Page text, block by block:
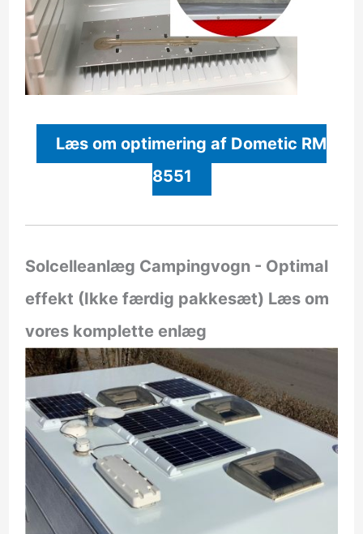
Læs om optimering af Dometic RM
8551
Solcelleanlæg Campingvogn - Optimal
effekt (Ikke færdig pakkesæt) Læs om
vores komplette enlæg